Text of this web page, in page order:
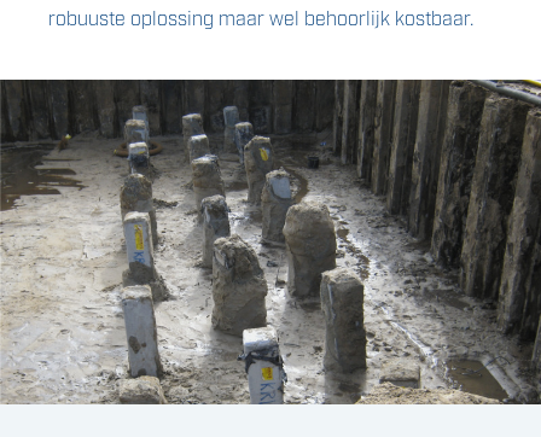
robuuste oplossing maar wel behoorlijk kostbaar.